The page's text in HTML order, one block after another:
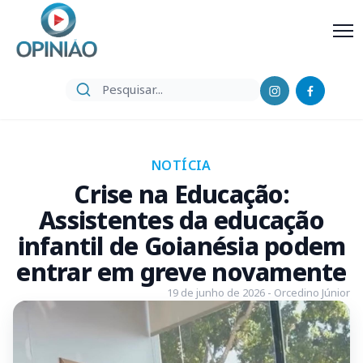
NOTÍCIA
Crise na Educação:
Assistentes da educação
infantil de Goianésia podem
entrar em greve novamente
19 de junho de 2026 - Orcedino Júnior